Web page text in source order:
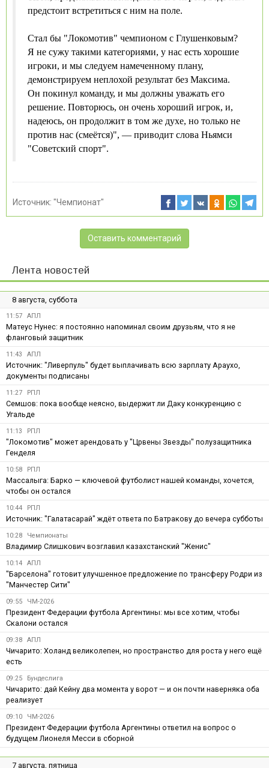
предстоит встретиться с ним на поле.
Стал бы "Локомотив" чемпионом с Глушенковым?
Я не сужу такими категориями, у нас есть хорошие
игроки, и мы следуем намеченному плану,
демонстрируем неплохой результат без Максима.
Он покинул команду, и мы должны уважать его
решение. Повторюсь, он очень хороший игрок, и,
надеюсь, он продолжит в том же духе, но только не
против нас (смеётся)", — приводит слова Ньямси
"Советский спорт".
Источник: "Чемпионат"
Оставить комментарий
Лента новостей
8 августа, суббота
11:57 АПЛ
Матеус Нунес: я постоянно напоминал своим друзьям, что я не
фланговый защитник
11:43 АПЛ
Источник: "Ливерпуль" будет выплачивать всю зарплату Араухо,
документы подписаны
11:27 РПЛ
Семшов: пока вообще неясно, выдержит ли Даку конкуренцию с
Угальде
11:13 РПЛ
"Локомотив" может арендовать у "Црвены Звезды" полузащитника
Генделя
10:58 РПЛ
Массалыга: Барко — ключевой футболист нашей команды, хочется,
чтобы он остался
10:44 РПЛ
Источник: "Галатасарай" ждёт ответа по Батракову до вечера субботы
10:28 Чемпионаты
Владимир Слишкович возглавил казахстанский "Женис"
10:14 АПЛ
"Барселона" готовит улучшенное предложение по трансферу Родри из
"Манчестер Сити"
09:55 ЧМ-2026
Президент Федерации футбола Аргентины: мы все хотим, чтобы
Скалони остался
09:38 АПЛ
Чичарито: Холанд великолепен, но пространство для роста у него ещё
есть
09:25 Бундеслига
Чичарито: дай Кейну два момента у ворот — и он почти наверняка оба
реализует
09:10 ЧМ-2026
Президент Федерации футбола Аргентины ответил на вопрос о
будущем Лионеля Месси в сборной
7 августа, пятница